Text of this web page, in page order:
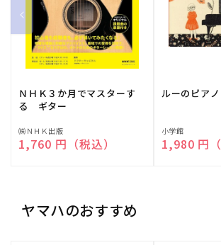
ＮＨＫ３か月でマスターす
る ギター
販
売
㈱ＮＨＫ出版
通常価格
1,760 円（税込）
ルーのピアノ
販
売
小学館
通常価格
1,980 円（
ヤマハのおすすめ